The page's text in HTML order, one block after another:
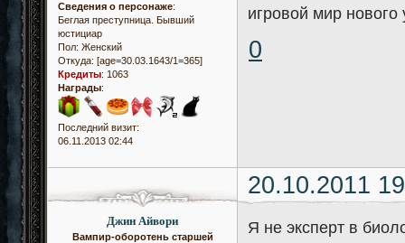
Сведения о персонаже:
Беглая преступница. Бывший
юстициар
Пол: Женский
Откуда: [age=30.03.1643/1=365]
Кредиты: 1063
Награды:
Последний визит:
06.11.2013 02:44
игровой мир нового
0
20.10.2011
Джин Айвори
Вампир-оборотень старшей
Я не эксперт в